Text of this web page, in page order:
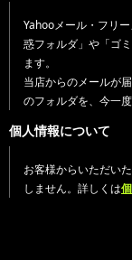
Yahooメール・フリ
惑フォルダ」や「ゴ
ます。
当店からのメールが
のフォルダを、今一
個人情報について
お客様からいただい
しません。詳しくは